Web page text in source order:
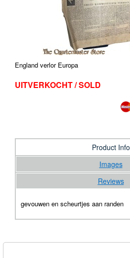
England verlor Europa
UITVERKOCHT / SOLD
Product Info
Images
Reviews
gevouwen en scheurtjes aan randen